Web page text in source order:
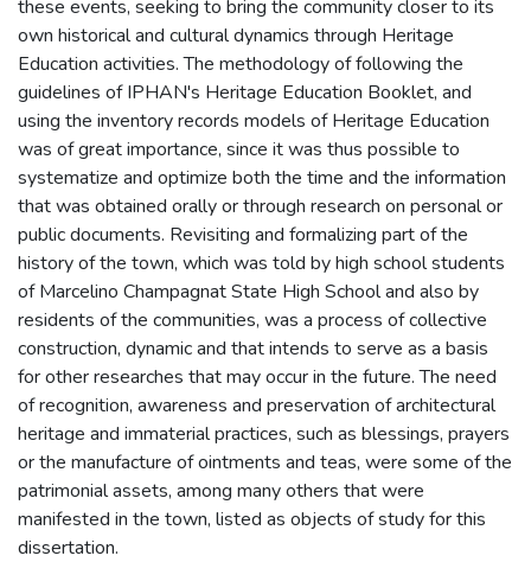
these events, seeking to bring the community closer to its
own historical and cultural dynamics through Heritage
Education activities. The methodology of following the
guidelines of IPHAN's Heritage Education Booklet, and
using the inventory records models of Heritage Education
was of great importance, since it was thus possible to
systematize and optimize both the time and the information
that was obtained orally or through research on personal or
public documents. Revisiting and formalizing part of the
history of the town, which was told by high school students
of Marcelino Champagnat State High School and also by
residents of the communities, was a process of collective
construction, dynamic and that intends to serve as a basis
for other researches that may occur in the future. The need
of recognition, awareness and preservation of architectural
heritage and immaterial practices, such as blessings, prayers
or the manufacture of ointments and teas, were some of the
patrimonial assets, among many others that were
manifested in the town, listed as objects of study for this
dissertation.